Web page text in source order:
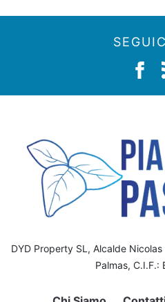
DYD Property SL, Alcalde
Palmas, C.I.F.: